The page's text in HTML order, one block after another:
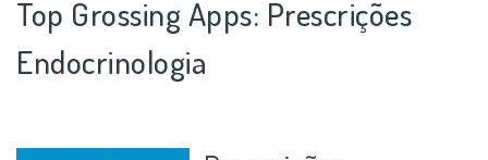
Top Grossing Apps: Prescrições
Endocrinologia